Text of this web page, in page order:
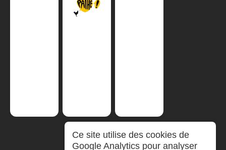
Ce site utilise des cookies de
Google Analytics pour analyser